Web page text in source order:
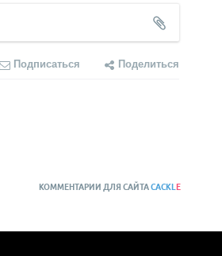
Подписаться Поделиться
КОММЕНТАРИИ ДЛЯ САЙТАCACKL E